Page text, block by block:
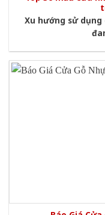
Xu hướng sử